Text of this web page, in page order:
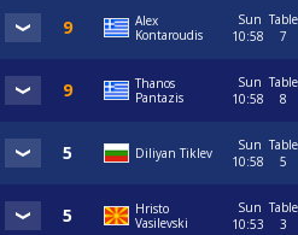
Alex
Kontaroudis
Sun
10:58
Table
7
Thanos
Pantazis
Sun
10:58
Table
8
Diliyan Tiklev
Sun
10:58
Table
5
Hristo
Vasilevski
Sun
10:53
Table
3